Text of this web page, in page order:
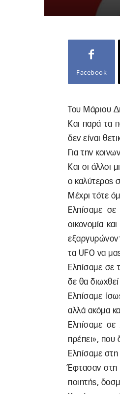
Facebook
Του Μάριου
Και παρά τα
δεν είναι
Για την
Kαι οι άλλοι
ο καλύτερος
Μέχρι τότε
Ελπίσαμε
οικονομία
τα UFO να
Ελπίσαμε σε
δε θα
Ελπίσαμε
αλλά ακόμα
Ελπίσαμε
πρέπει», που
Ελπίσαμε
Έφτασαν στη
ποιητής,